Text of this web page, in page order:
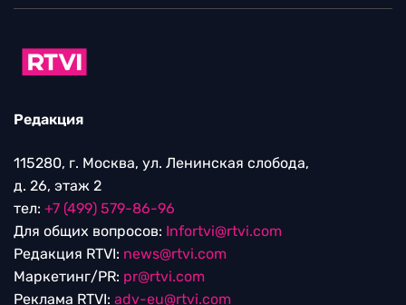
Редакция
115280, г. Москва, ул. Ленинская слобода,
д. 26, этаж 2
тел: +7 (499) 579-86-96
Для общих вопросов: Infortvi@rtvi.com
Редакция RTVI: news@rtvi.com
Маркетинг/PR: pr@rtvi.com
Реклама RTVI: adv-eu@rtvi.com